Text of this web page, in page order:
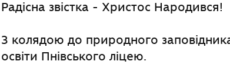
Радісна звістка - Христос Народився!
З колядою до природного
освіти Пнівського ліцею.